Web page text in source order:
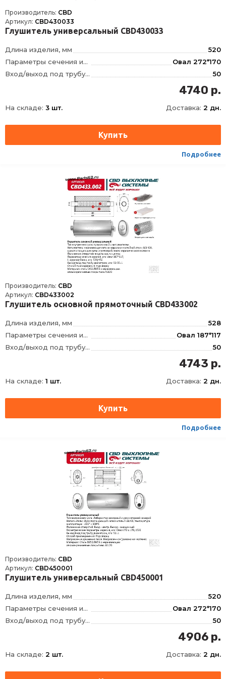
Производитель: CBD
Артикул: CBD430033
Глушитель универсальный CBD430033
Длина изделия, мм
520
Параметры сечения изделия, мм
Овал 272*170
Вход/выход под трубу диаметром, мм
50
смещенное/по центру
Материал
Нержавеющая сталь DX52/DX53 с алюмокремниевым покрытием AS120
4740 р.
На складе: 3 шт. Доставка: 2 дн.
Подробнее
Производитель: CBD
Артикул: CBD433002
Глушитель основной прямоточный CBD433002
Длина изделия, мм
528
Параметры сечения изделия, мм
Овал 187*117
Вход/выход под трубу диаметром, мм
50
Прямоточный, с наполнителем
по центру
Длина камеры, мм
450
Направление движения газов
не имеет значения
Сварка
4743 р.
На складе: 1 шт. Доставка: 2 дн.
Подробнее
Производитель: CBD
Артикул: CBD450001
Глушитель универсальный CBD450001
Длина изделия, мм
520
Параметры сечения изделия, мм
Овал 272*170
Вход/выход под трубу диаметром, мм
50
вход по центру/выход смещенный
Движение газов
Направленное
4906 р.
На складе: 2 шт. Доставка: 2 дн.